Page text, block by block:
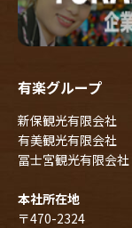
有楽グループ
新保観光有限会社
有美観光有限会社
冨士宮観光有限会社
本社所在地
〒470-2324